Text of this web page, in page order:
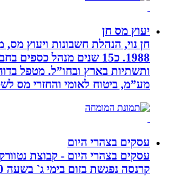
יעוץ מס חן
חן נוי, הנהלת חשבונות ויעוץ מס,
1988. כ15 שנים מנהל כספים
ותשתיות בארץ ובחו”ל. מטפל בדוחות
מע”מ, ביטוח לאומי והחזרי מס
עסקים בצהרי היום
עסקים בצהרי היום - קבוצת נטוורקינג
קרנסה נפגשת בזום בימי ג` בשעה 1300